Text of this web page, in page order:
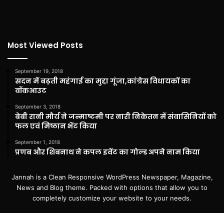
Most Viewed Posts
September 19, 2018
सदन में बढ़ती महंगाई का मुद्दा गूंजा,कांग्रेस विधायकों का
वॉकआउट
September 3, 2018
बेबी रानी मौर्य ने जन्माष्टमी पर नारी निकेतन में संवासिनियों को
फल एवं मिष्ठान भेंट किया
September 1, 2018
प्रणब और शिबनाथ ने कपल इवेंट का गोल्ड अपने नाम किया
Jannah is a Clean Responsive WordPress Newspaper, Magazine,
News and Blog theme. Packed with options that allow you to
completely customize your website to your needs.